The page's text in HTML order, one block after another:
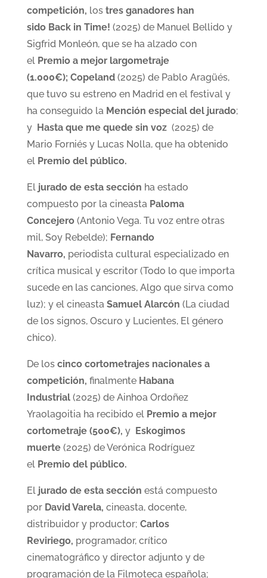
competición, los tres ganadores han
sido Back in Time! (2025) de Manuel Bellido y
Sigfrid Monleón, que se ha alzado con
el Premio a mejor largometraje
(1.000€); Copeland (2025) de Pablo Aragüés,
que tuvo su estreno en Madrid en el festival y
ha conseguido la Mención especial del jurado;
y Hasta que me quede sin voz (2025) de
Mario Forniés y Lucas Nolla, que ha obtenido
el Premio del público.
El jurado de esta sección ha estado
compuesto por la cineasta Paloma
Concejero (Antonio Vega. Tu voz entre otras
mil, Soy Rebelde); Fernando
Navarro, periodista cultural especializado en
crítica musical y escritor (Todo lo que importa
sucede en las canciones, Algo que sirva como
luz); y el cineasta Samuel Alarcón (La ciudad
de los signos, Oscuro y Lucientes, El género
chico).
De los cinco cortometrajes nacionales a
competición, finalmente Habana
Industrial (2025) de Ainhoa Ordoñez
Yraolagoitia ha recibido el Premio a mejor
cortometraje (500€), y Eskogimos
muerte(2025) de Verónica Rodríguez
el Premio del público.
El jurado de esta sección está compuesto
por David Varela, cineasta, docente,
distribuidor y productor; Carlos
Reviriego, programador, crítico
cinematográfico y director adjunto y de
programación de la Filmoteca española;